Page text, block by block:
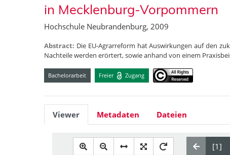
in Mecklenburg-Vorpommern
Hochschule Neubrandenburg, 2009
Abstract: Die EU-Agrarreform hat Auswirkungen auf den
Nachteile werden erörtert, sowie anhand von einem
Bachelorarbeit Freier Zugang
Viewer Metadaten Dateien